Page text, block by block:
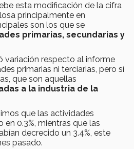
esta modificación de la cifra
principalmente en
son los que se
primarias, secundarias y
variación respecto al informe
primarias ni terciarias, pero sí
que son aquellas
a la industria de la
que las actividades
en 0.3%, mientras que las
decrecido un 3.4%, este
pasado.